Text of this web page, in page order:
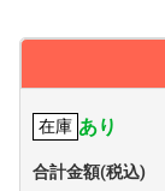
在庫 あり
合計金額(税込)